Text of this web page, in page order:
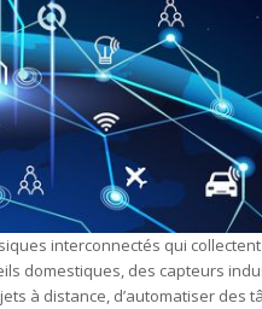
interconnectés qui
domestiques, des capteurs
à distance, d’automatiser des